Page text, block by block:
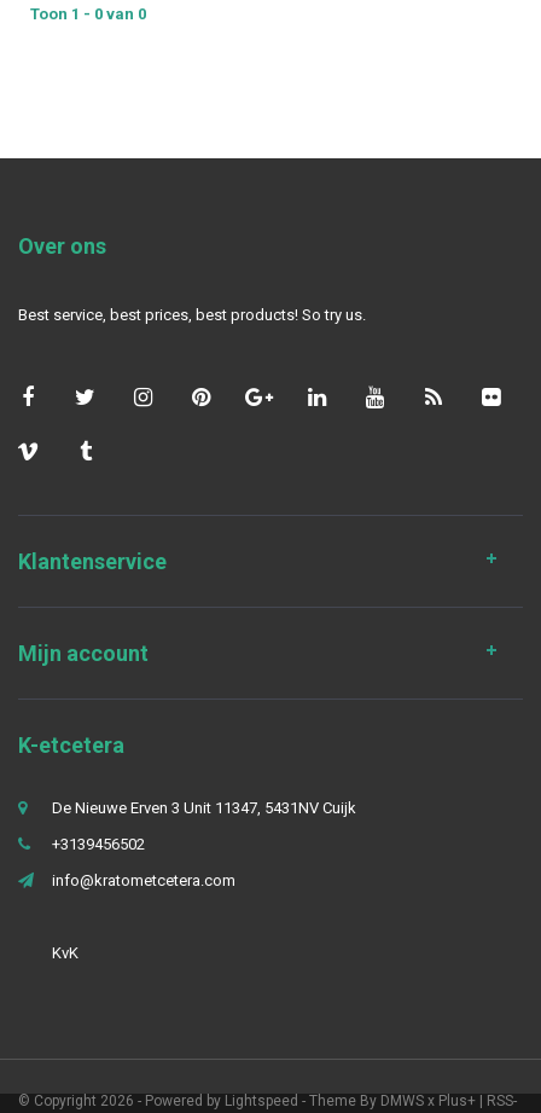
Toon 1 - 0 van 0
Over ons
Best service, best prices, best products! So try us.
Klantenservice
Mijn account
K-etcetera
De Nieuwe Erven 3 Unit 11347, 5431NV Cuijk
+3139456502
info@kratometcetera.com
KvK
© Copyright 2026 - Powered by Lightspeed - Theme By DMWS x Plus+
RSS-